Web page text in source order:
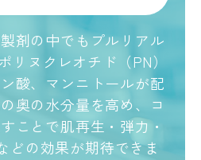
剤の中でもプルリアル
リヌクレオチド（PN）
酸、マンニトールが配
奥の水分量を高め、コ
ことで肌再生・弾力・
どの効果が期待できま